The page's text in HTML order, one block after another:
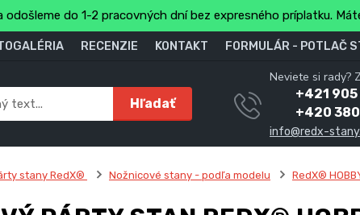
odošleme do 1-2 pracovných dní bez expresného príplatku.
RECENZIE KONTAKT FORMULÁR - POTLAČ
Hľadať
Neviete si rady?
+421
+420
info@redx-
stany RedX® Nožnicové stany - podľa modelu RedX®